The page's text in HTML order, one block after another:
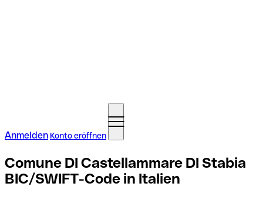
Anmelden Konto eröffnen
Comune DI Castellammare DI Stabia
BIC/SWIFT-Code in Italien